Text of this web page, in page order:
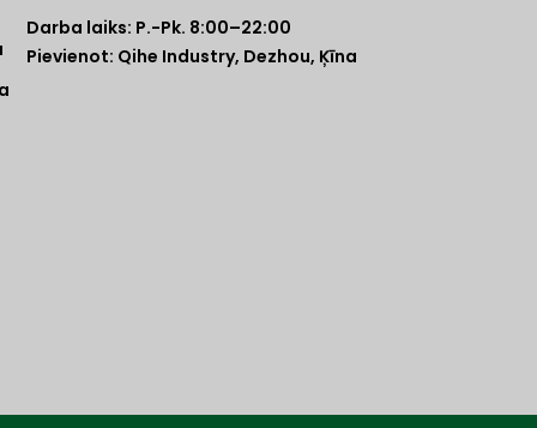
Darba laiks: P.-Pk. 8:00–22:00
Pievienot: Qihe Industry, Dezhou, Ķīna